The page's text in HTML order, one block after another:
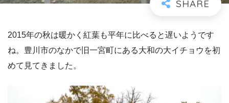
2015年の秋は暖かく紅葉も平年に比べると遅いようです
ね。豊川市のなかで旧一宮町にある大和の大イチョウを初
めて見てきました。